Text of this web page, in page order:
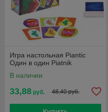
Игра настольная Piantic
Один в один Piatnik
В наличии
33,88 руб. 48,40 руб.